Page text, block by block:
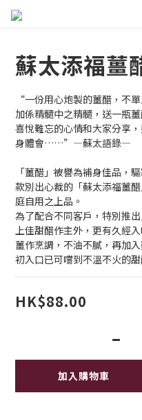
蘇太添福薑
“一份用心炮製的薑醋，不
加係精髓中之精髓，送一瓶
喜悅難忘的心情和大家分享
身體會……”—蘇太語錄—
「薑醋」被譽為補身佳品，
款別出心裁的「蘇太添福薑
庭自用之上品。
為了配合不同客戶，特別推
上佳甜醋作主外，更有久經
薑作烹調，不油不膩，再加
初入口已可嚐到不溫不火的
HK$88.00
加入購物車